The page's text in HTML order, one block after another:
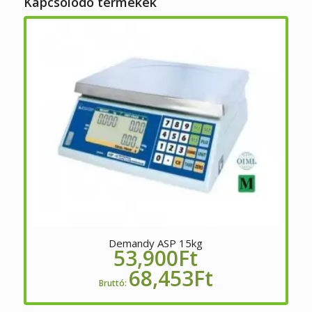
Demandy ASP 15kg
53,900Ft
Bruttó: 68,453Ft